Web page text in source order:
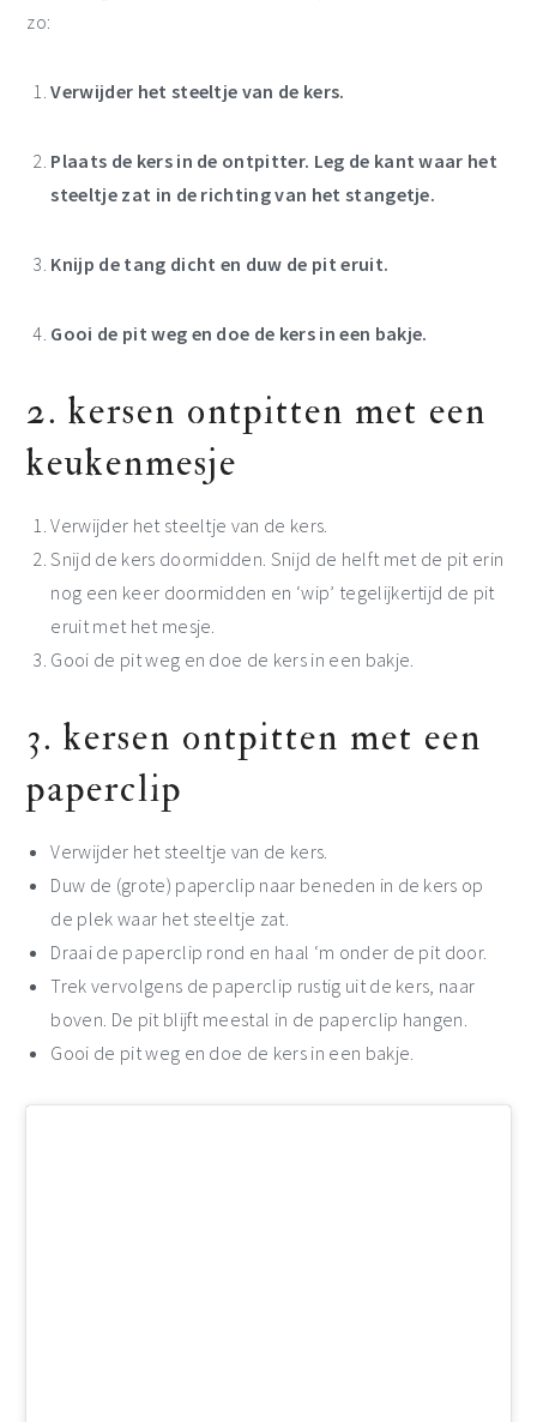
zo:
Verwijder het steeltje van de kers.
Plaats de kers in de ontpitter. Leg de kant waar het
steeltje zat in de richting van het stangetje.
Knijp de tang dicht en duw de pit eruit.
Gooi de pit weg en doe de kers in een bakje.
2. kersen ontpitten met een
keukenmesje
Verwijder het steeltje van de kers.
Snijd de kers doormidden. Snijd de helft met de pit erin
nog een keer doormidden en ‘wip’ tegelijkertijd de pit
eruit met het mesje.
Gooi de pit weg en doe de kers in een bakje.
3. kersen ontpitten met een
paperclip
Verwijder het steeltje van de kers.
Duw de (grote) paperclip naar beneden in de kers op
de plek waar het steeltje zat.
Draai de paperclip rond en haal ‘m onder de pit door.
Trek vervolgens de paperclip rustig uit de kers, naar
boven. De pit blijft meestal in de paperclip hangen.
Gooi de pit weg en doe de kers in een bakje.